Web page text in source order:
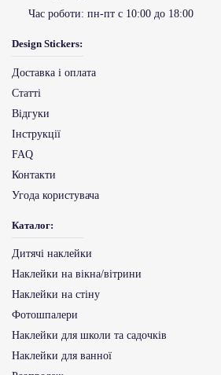
Час роботи: пн-пт с 10:00 до 18:00
Design Stickers:
Доставка і оплата
Статті
Відгуки
Інструкції
FAQ
Контакти
Угода користувача
Каталог:
Дитячі наклейки
Наклейки на вікна/вітрини
Наклейки на стіну
Фотошпалери
Наклейки для школи та садочків
Наклейки для ванної